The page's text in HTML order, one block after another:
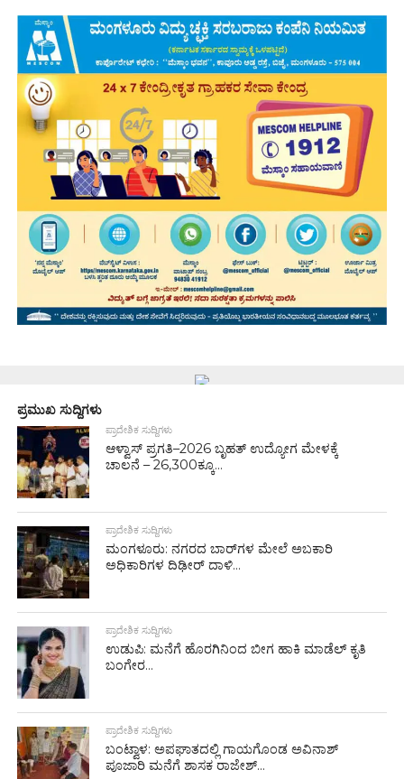
ಪ್ರಮುಖ ಸುದ್ದಿಗಳು
ಪ್ರಾದೇಶಿಕ ಸುದ್ದಿಗಳು
ಆಳ್ವಾಸ್ ಪ್ರಗತಿ–2026 ಬೃಹತ್ ಉದ್ಯೋಗ ಮೇಳಕ್ಕೆ
ಚಾಲನೆ – 26,300ಕ್ಕೂ...
ಪ್ರಾದೇಶಿಕ ಸುದ್ದಿಗಳು
ಮಂಗಳೂರು: ನಗರದ ಬಾರ್‌ಗಳ ಮೇಲೆ ಅಬಕಾರಿ
ಅಧಿಕಾರಿಗಳ ದಿಢೀರ್ ದಾಳಿ...
ಪ್ರಾದೇಶಿಕ ಸುದ್ದಿಗಳು
ಉಡುಪಿ: ಮನೆಗೆ ಹೊರಗಿನಿಂದ ಬೀಗ ಹಾಕಿ ಮಾಡೆಲ್ ಕೃತಿ
ಬಂಗೇರ...
ಪ್ರಾದೇಶಿಕ ಸುದ್ದಿಗಳು
ಬಂಟ್ವಾಳ: ಅಪಘಾತದಲ್ಲಿ ಗಾಯಗೊಂಡ ಅವಿನಾಶ್
ಪೂಜಾರಿ ಮನೆಗೆ ಶಾಸಕ ರಾಜೇಶ್...